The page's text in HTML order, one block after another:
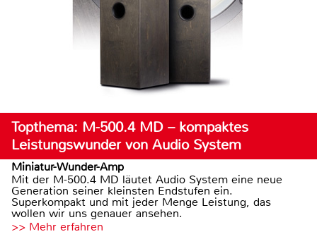
Topthema: M-500.4 MD – kompaktes
Leistungswunder von Audio System
Miniatur-Wunder-Amp
Mit der M-500.4 MD läutet Audio System eine neue
Generation seiner kleinsten Endstufen ein.
Superkompakt und mit jeder Menge Leistung, das
wollen wir uns genauer ansehen.
>> Mehr erfahren